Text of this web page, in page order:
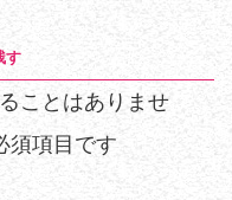
す
ことはありませ
須項目です